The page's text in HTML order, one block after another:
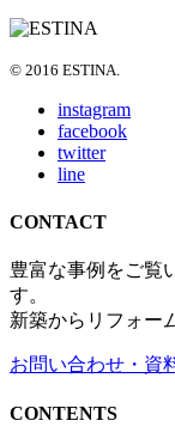
© 2016 ESTINA.
instagram
facebook
twitter
line
CONTACT
豊富な事例をご覧
す。
新築からリフォー
お問い合わせ・資
CONTENTS